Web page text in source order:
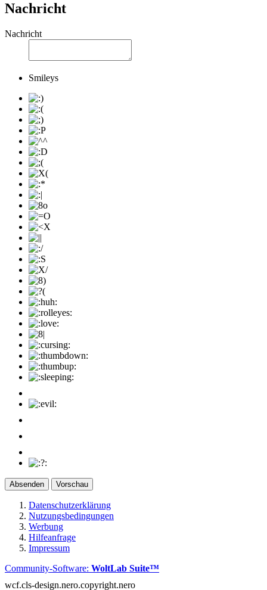
Nachricht
Nachricht
Smileys
Vorschau
Datenschutzerklärung
Nutzungsbedingungen
Werbung
Hilfeanfrage
Impressum
Community-Software: WoltLab Suite™
wcf.cls-design.nero.copyright.nero